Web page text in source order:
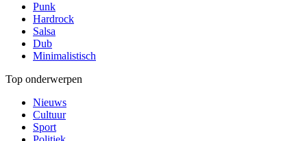
Punk
Hardrock
Salsa
Dub
Minimalistisch
Top onderwerpen
Nieuws
Cultuur
Sport